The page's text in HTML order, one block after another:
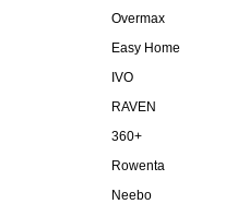
Overmax
Easy Home
IVO
RAVEN
360+
Rowenta
Neebo